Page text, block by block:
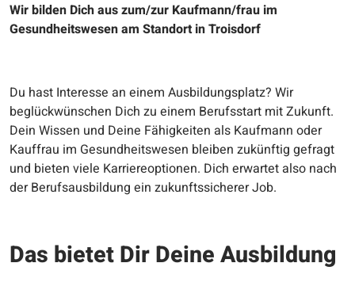
Wir bilden Dich aus zum/zur Kaufmann/frau im
Gesundheitswesen am Standort in Troisdorf
Du hast Interesse an einem Ausbildungsplatz? Wir
beglückwünschen Dich zu einem Berufsstart mit Zukunft.
Dein Wissen und Deine Fähigkeiten als Kaufmann oder
Kauffrau im Gesundheitswesen bleiben zukünftig gefragt
und bieten viele Karriereoptionen. Dich erwartet also nach
der Berufsausbildung ein zukunftssicherer Job.
Das bietet Dir Deine Ausbildung